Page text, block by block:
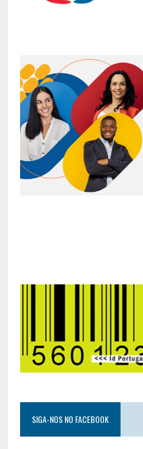
SIGA-NOS NO FACEBOOK